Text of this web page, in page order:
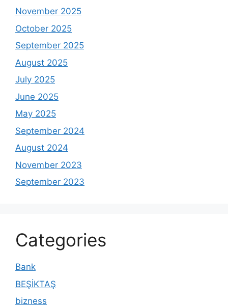
November 2025
October 2025
September 2025
August 2025
July 2025
June 2025
May 2025
September 2024
August 2024
November 2023
September 2023
Categories
Bank
BEŞİKTAŞ
bizness